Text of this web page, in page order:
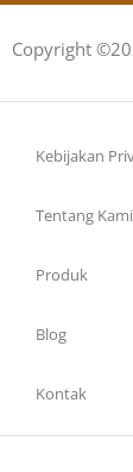
Copyright
Kebijakan
Tentang Kami
Produk
Blog
Kontak